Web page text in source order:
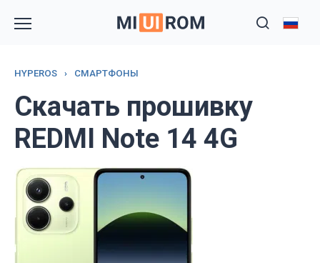
HYPEROS › СМАРТФОНЫ
Скачать прошивку
REDMI Note 14 4G